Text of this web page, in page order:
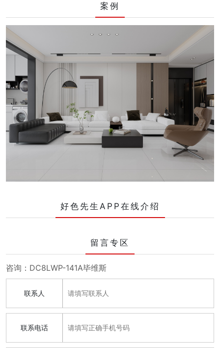
案例
好色先生APP在线介绍
留言专区
咨询：DC8LWP-141A毕维斯
联系人
联系电话